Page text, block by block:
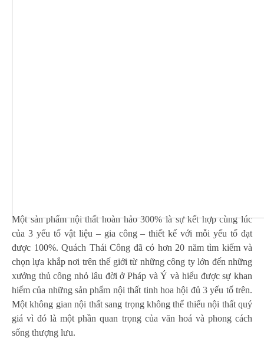
Một sản phẩm nội thất hoàn hảo 300% là sự kết hợp cùng lúc
của 3 yếu tố vật liệu – gia công – thiết kế với mỗi yếu tố đạt
được 100%. Quách Thái Công đã có hơn 20 năm tìm kiếm và
chọn lựa khắp nơi trên thế giới từ những công ty lớn đến những
xưởng thủ công nhỏ lâu đời ở Pháp và Ý và hiểu được sự khan
hiếm của những sản phẩm nội thất tinh hoa hội đủ 3 yếu tố trên.
Một không gian nội thất sang trọng không thể thiếu nội thất quý
giá vì đó là một phần quan trọng của văn hoá và phong cách
sống thượng lưu.